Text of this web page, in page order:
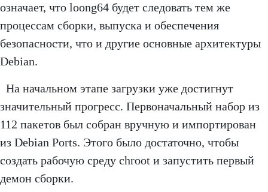
означает, что loong64 будет следовать тем же
процессам сборки, выпуска и обеспечения
безопасности, что и другие основные архитектуры
Debian.
На начальном этапе загрузки уже достигнут
значительный прогресс. Первоначальный набор из
112 пакетов был собран вручную и импортирован
из Debian Ports. Этого было достаточно, чтобы
создать рабочую среду chroot и запустить первый
демон сборки.